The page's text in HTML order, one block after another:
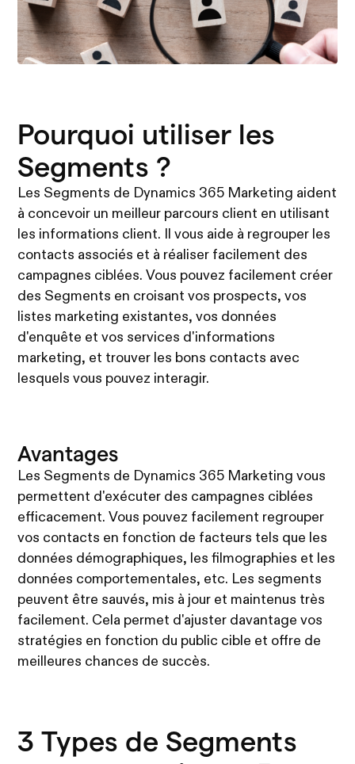
Pourquoi utiliser les
Segments ?
Les Segments de Dynamics 365 Marketing aident
à concevoir un meilleur parcours client en utilisant
les informations client. Il vous aide à regrouper les
contacts associés et à réaliser facilement des
campagnes ciblées. Vous pouvez facilement créer
des Segments en croisant vos prospects, vos
listes marketing existantes, vos données
d'enquête et vos services d'informations
marketing, et trouver les bons contacts avec
lesquels vous pouvez interagir.
Avantages
Les Segments de Dynamics 365 Marketing vous
permettent d'exécuter des campagnes ciblées
efficacement. Vous pouvez facilement regrouper
vos contacts en fonction de facteurs tels que les
données démographiques, les filmographies et les
données comportementales, etc. Les segments
peuvent être sauvés, mis à jour et maintenus très
facilement. Cela permet d'ajuster davantage vos
stratégies en fonction du public cible et offre de
meilleures chances de succès.
3 Types de Segments